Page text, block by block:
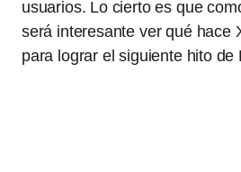
usuarios. Lo cierto es que
será interesante ver qué hace
para lograr el siguiente hito de